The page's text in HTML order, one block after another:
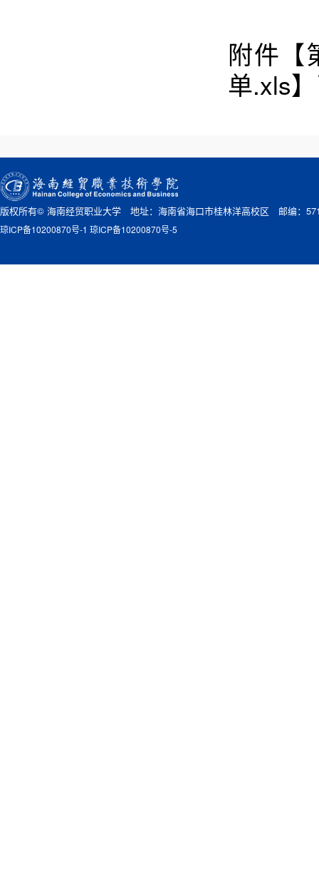
附件【
单.xls
版权所有© 海南经贸职业大学 地址：海南省海口市桂林洋高校区 邮编：
琼ICP备10200870号-1 琼ICP备10200870号-5